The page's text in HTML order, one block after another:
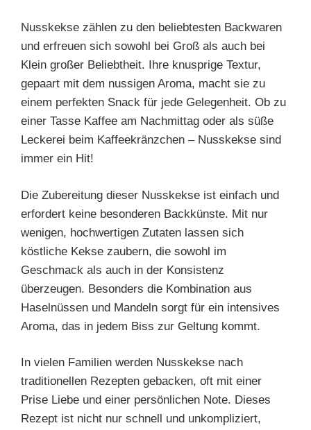
Nusskekse zählen zu den beliebtesten Backwaren
und erfreuen sich sowohl bei Groß als auch bei
Klein großer Beliebtheit. Ihre knusprige Textur,
gepaart mit dem nussigen Aroma, macht sie zu
einem perfekten Snack für jede Gelegenheit. Ob zu
einer Tasse Kaffee am Nachmittag oder als süße
Leckerei beim Kaffeekränzchen – Nusskekse sind
immer ein Hit!
Die Zubereitung dieser Nusskekse ist einfach und
erfordert keine besonderen Backkünste. Mit nur
wenigen, hochwertigen Zutaten lassen sich
köstliche Kekse zaubern, die sowohl im
Geschmack als auch in der Konsistenz
überzeugen. Besonders die Kombination aus
Haselnüssen und Mandeln sorgt für ein intensives
Aroma, das in jedem Biss zur Geltung kommt.
In vielen Familien werden Nusskekse nach
traditionellen Rezepten gebacken, oft mit einer
Prise Liebe und einer persönlichen Note. Dieses
Rezept ist nicht nur schnell und unkompliziert,